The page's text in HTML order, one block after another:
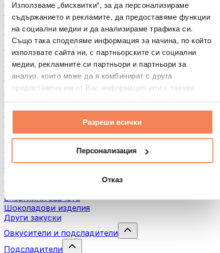
Използваме „бисквитки“, за да персонализираме
съдържанието и рекламите, да предоставяме функции
на социални медии и да анализираме трафика си.
Също така споделяме информация за начина, по който
използвате сайта ни, с партньорските си социални
медии, рекламните си партньори и партньори за
анализ, които може да я комбинират с друга
предоставена им от Вас информация или с такава,
услугите им.
Разреши всички
Персонализация
Отказ
Хляб и печива
Бобови култури
Други
Ядкови масла
100% Ядкови масла
Сладки ядкови масла
Протеинови ядкови масла
Суперхрани
Зелени суперхрани
Фибри
Други суперхрани
3акуски
Протеинови бaрове
Сушено месо
Сушени плодове
Енергийни барчета
Шоколадови изделия
Други закуски
Овкусители и подсладители
Подсладители